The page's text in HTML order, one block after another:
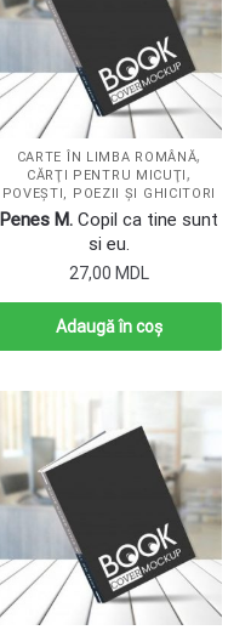
CARTE ÎN LIMBA ROMÂNĂ,
CĂRŢI PENTRU MICUŢI,
POVEŞTI, POEZII ŞI GHICITORI
Penes M.Copil ca tine sunt
si eu.
27,00 MDL
Adaugă în coș